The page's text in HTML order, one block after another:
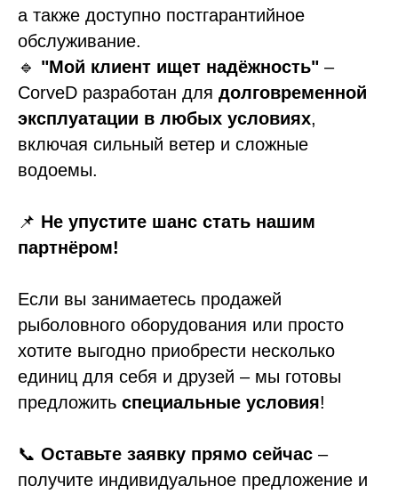
а также доступно постгарантийное
обслуживание.
🔹 "Мой клиент ищет надёжность" –
CorveD разработан для долговременной
эксплуатации в любых условиях,
включая сильный ветер и сложные
водоемы.
📌 Не упустите шанс стать нашим
партнёром!
Если вы занимаетесь продажей
рыболовного оборудования или просто
хотите выгодно приобрести несколько
единиц для себя и друзей – мы готовы
предложить специальные условия!
📞 Оставьте заявку прямо сейчас –
получите индивидуальное предложение и